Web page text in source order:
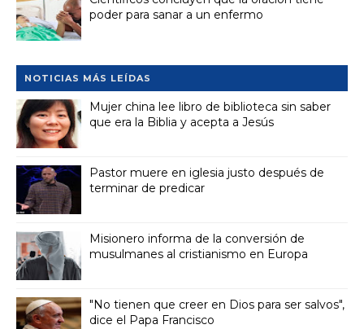
poder para sanar a un enfermo
NOTICIAS MÁS LEÍDAS
Mujer china lee libro de biblioteca sin saber
que era la Biblia y acepta a Jesús
Pastor muere en iglesia justo después de
terminar de predicar
Misionero informa de la conversión de
musulmanes al cristianismo en Europa
"No tienen que creer en Dios para ser salvos",
dice el Papa Francisco